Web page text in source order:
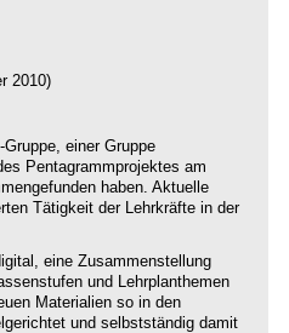
2010)
einer Gruppe
Pentagrammprojektes am
haben. Aktuelle
Tätigkeit der Lehrkräfte in der
eine Zusammenstellung
und Lehrplanthemen
Materialien so in den
und selbstständig damit